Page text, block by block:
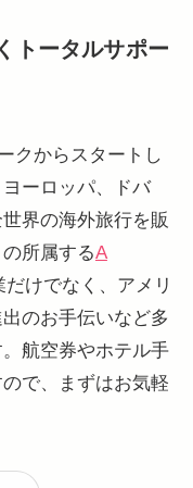
トータルサポー
クからスタートし
ーロッパ、ドバ
界の海外旅行を販
所属するA
だけでなく、アメリ
のお手伝いなど多
航空券やホテル手
で、まずはお気軽